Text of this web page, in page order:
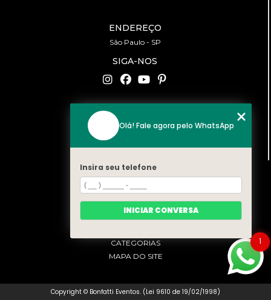
ENDEREÇO
São Paulo - SP
SIGA-NOS
CONTATO
(11) 94519-2422
contato@bonfattieventos.com.br
MENU
HOME
A BONFATTI
CATEGORIAS
MAPA DO SITE
Copyright © Bonfatti Eventos. (Lei 9610 de 19/02/1998)
1
Olá! Fale agora pelo WhatsApp
Insira seu telefone
INICIAR CONVERSA